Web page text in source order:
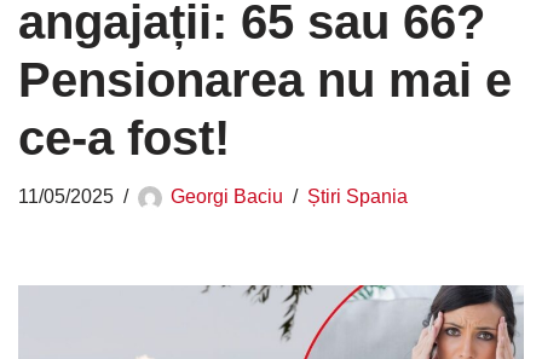
angajații: 65 sau 66?
Pensionarea nu mai e
ce-a fost!
11/05/2025 Georgi Baciu Știri Spania